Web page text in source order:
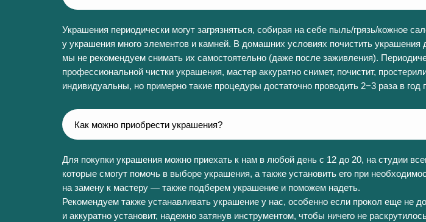
Украшения периодически могут загрязняться, собирая на себе пыль/грязь/кожное
у украшения много элементов и камней. В домашних условиях почистить украшения
мы не рекомендуем снимать их самостоятельно (даже после заживления).
профессиональной чистки украшения, мастер аккуратно снимет, почистит,
индивидуальны, но примерно такие процедуры достаточно проводить 2−3 раза в год
Как можно приобрести украшения?
Для покупки украшения можно приехать к нам в любой день с 12 до 20, на студии
которые смогут помочь в выборе украшения, а также установить его при
на замену к мастеру — также подберем украшение и поможем надеть.
Рекомендуем также устанавливать украшение у нас, особенно если прокол еще не
и аккуратно установит, надежно затянув инструментом, чтобы ничего не